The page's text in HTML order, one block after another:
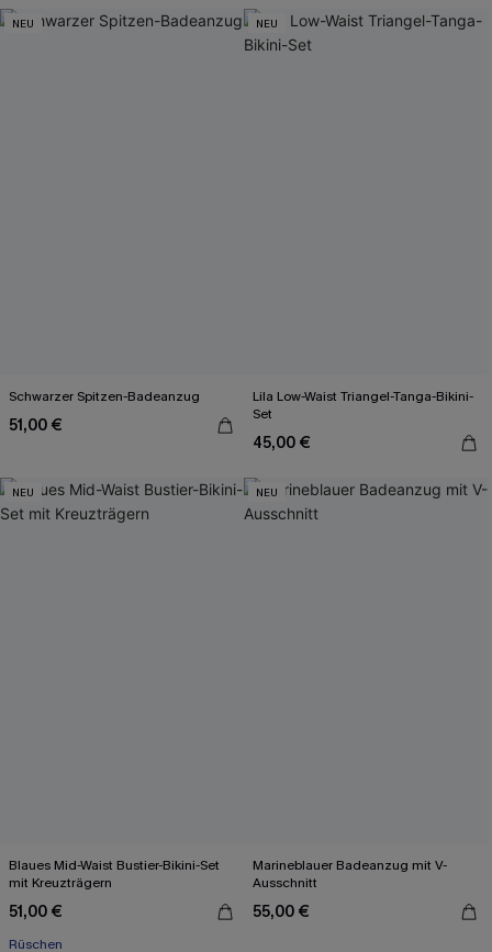
NEU
Schwarzer Spitzen-Badeanzug
51,00 €
NEU
Lila Low-Waist Triangel-Tanga-Bikini-
Set
45,00 €
NEU
Blaues Mid-Waist Bustier-Bikini-Set
mit Kreuzträgern
51,00 €
Rüschen
NEU
Marineblauer Badeanzug mit V-
Ausschnitt
55,00 €